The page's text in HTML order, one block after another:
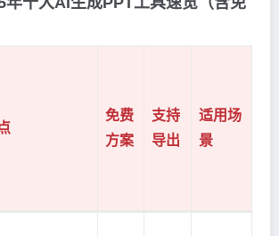
免费
方案
支持
导出
适用场
景